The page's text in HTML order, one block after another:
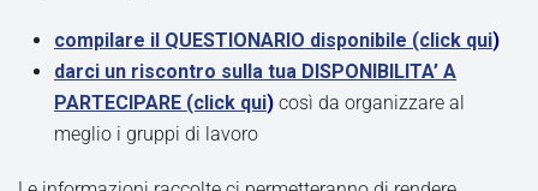
compilare il QUESTIONARIO disponibile (click qui)
darci un riscontro sulla tua DISPONIBILITA’ A
PARTECIPARE (click qui) così da organizzare al
meglio i gruppi di lavoro